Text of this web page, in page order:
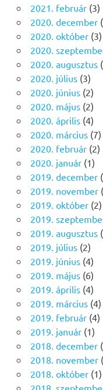
2021. február(3)
2020. december
2020. október(3)
2020.
2020. augusztus
2020. július(3)
2020. június(2)
2020. május(2)
2020. április(4)
2020. március(7)
2020. február(2)
2020. január(1)
2019. december
2019. november
2019. október(2)
2019.
2019. augusztus
2019. július(2)
2019. június(4)
2019. május(6)
2019. április(4)
2019. március(4)
2019. február(4)
2019. január(1)
2018. december
2018. november
2018. október(1)
2018.